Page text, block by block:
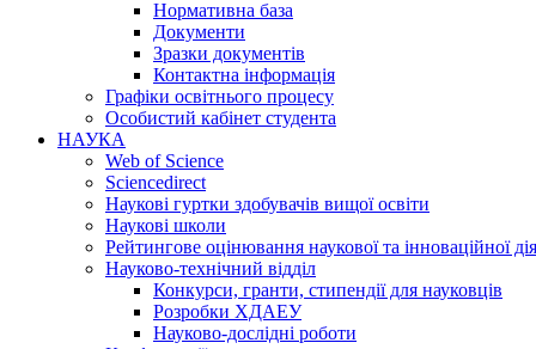
Нормативна база
Документи
Зразки документів
Контактна інформація
Графіки освітнього процесу
Особистий кабінет студента
НАУКА
Web of Science
Sciencedirect
Наукові гуртки здобувачів вищої освіти
Наукові школи
Рейтингове оцінювання наукової та інноваційної
Науково-технічний відділ
Конкурси, гранти, стипендії для науковців
Розробки ХДАЕУ
Науково-дослідні роботи